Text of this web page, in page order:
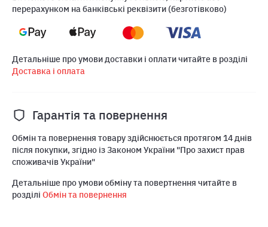
перерахунком на банківські реквізити (безготівково)
Детальніше про умови доставки і оплати читайте в розділі
Доставка і оплата
Гарантія та повернення
Обмін та повернення товару здійснюється протягом 14 днів
після покупки, згідно із Законом України "Про захист прав
споживачів України"
Детальніше про умови обміну та повертнення читайте в
розділі Обмін та повернення